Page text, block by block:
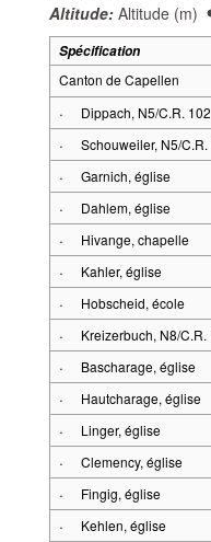
Altitude: Altitude (m)
Spécification
Canton de Capellen
· Dippach, N5/C.R. 102
· Schouweiler, N5/C.R.
· Garnich, église
· Dahlem, église
· Hivange, chapelle
· Kahler, église
· Hobscheid, école
· Kreizerbuch, N8/C.R.
· Bascharage, église
· Hautcharage, église
· Linger, église
· Clemency, église
· Fingig, église
· Kehlen, église